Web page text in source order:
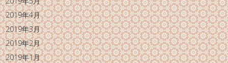
2019年4月
2019年3月
2019年2月
2019年1月